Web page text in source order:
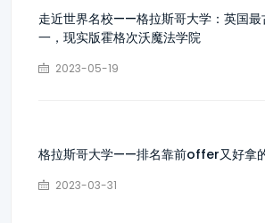
走近世界名校——格拉斯哥大学：英国最
一，现实版霍格次沃魔法学院
2023-05-19
格拉斯哥大学——排名靠前offer又好拿
2023-03-31